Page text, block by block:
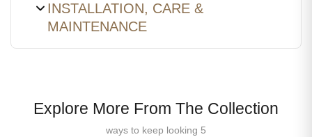
INSTALLATION, CARE &
MAINTENANCE
Explore More From The Collection
5 ways to keep looking